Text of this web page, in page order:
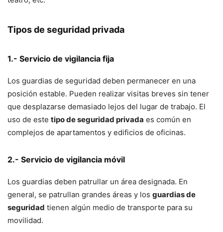
Tipos de seguridad privada
1.- Servicio de vigilancia fija
Los guardias de seguridad deben permanecer en una
posición estable. Pueden realizar visitas breves sin tener
que desplazarse demasiado lejos del lugar de trabajo. El
uso de este tipo de seguridad privada es común en
complejos de apartamentos y edificios de oficinas.
2.- Servicio de vigilancia móvil
Los guardias deben patrullar un área designada. En
general, se patrullan grandes áreas y los guardias de
seguridad tienen algún medio de transporte para su
movilidad.